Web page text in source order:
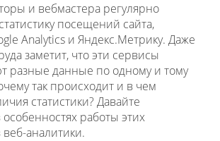
и вебмастера регулярно
посещений сайта,
Analytics и Яндекс.Метрику. Даже
заметит, что эти сервисы
разные данные по одному и тому
так происходит и в чем
статистики? Давайте
особенностях работы этих
аналитики.